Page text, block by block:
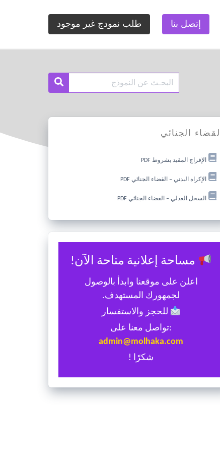
إتصل بنا طلب نمودج غير موجود
Search
Search
القضاء الجنائي
الإفراج المقيد بشروط PDF
الإكراه البدني – القضاء الجنائي PDF
السجل العدلي – القضاء الجنائي PDF
مساحة إعلانية متاحة الآن!
اعلن على موقعنا وابدأ بالوصول
لجمهورك المستهدف.
للحجز والاستفسار
:تواصل معنا على
admin@molhaka.com
شكرًا !